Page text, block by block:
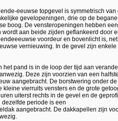
eeuwse topgevel is symmetrisch
gevelopeningen, drie op de
boog. De vensteropeningen hebben
aan beide zijden geflankeerd door
voordeur en bovenlicht is,
vernieuwing. In de gevel zijn
het pand is in de loop der tijd aan
Deze zijn voorzien van een
aangebracht. De borstwering onder
kleine vierruits vensters en de grote
uiterst rechts in de gevel en de
periode is een
aangebracht. De dakkapellen zijn